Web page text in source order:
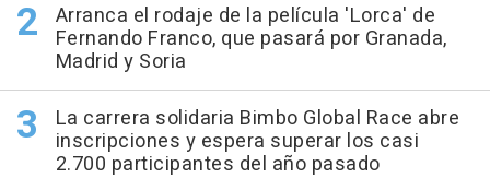
Arranca el rodaje de la película 'Lorca' de
Fernando Franco, que pasará por Granada,
Madrid y Soria
La carrera solidaria Bimbo Global Race abre
inscripciones y espera superar los casi
2.700 participantes del año pasado